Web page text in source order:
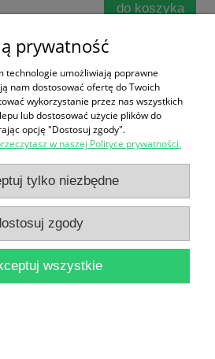
do koszyka
/ Jerzy Skowronek
Polskiego]
16,90 zł
prywatność
technologie umożliwiają poprawne
nam dostosować ofertę do Twoich
wykorzystanie przez nas wszystkich
lub dostosować użycie plików do
opcję "Dostosuj zgody".
w naszej Polityce prywatności.
tylko niezbędne
zgody
wszystkie